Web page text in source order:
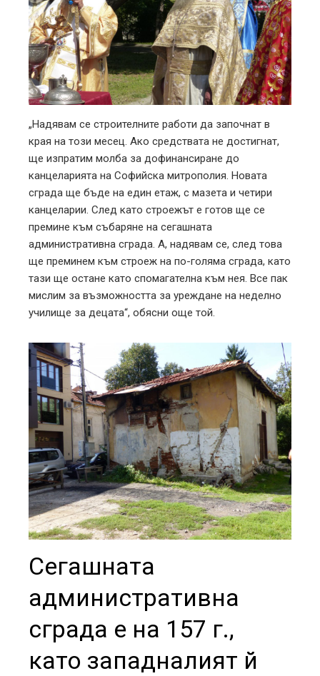
„Надявам се строителните работи да започнат в
края на този месец. Ако средствата не достигнат,
ще изпратим молба за дофинансиране до
канцеларията на Софийска митрополия. Новата
сграда ще бъде на един етаж, с мазета и четири
канцеларии. След като строежът е готов ще се
премине към събаряне на сегашната
административна сграда. А, надявам се, след това
ще преминем към строеж на по-голяма сграда, като
тази ще остане като спомагателна към нея. Все пак
мислим за възможността за уреждане на неделно
училище за децата“, обясни още той.
Сегашната
административна
сграда е на 157 г.,
като западналият й